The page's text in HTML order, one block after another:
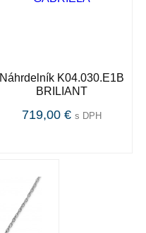
Náhrdelník K04.030.E1B
BRILIANT
719,00 € s DPH